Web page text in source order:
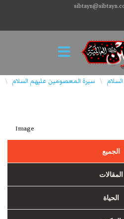
\ سيرة المعصومين عليهم السلام \
الجميع
المقالات
الحیاة